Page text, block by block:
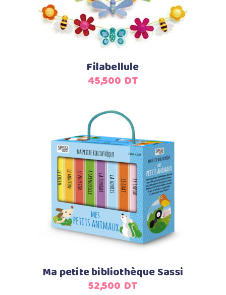
Ajouter au panier
Filabellule
45,500 DT
Ajouter au panier
Ma petite bibliothèque Sassi
52,500 DT